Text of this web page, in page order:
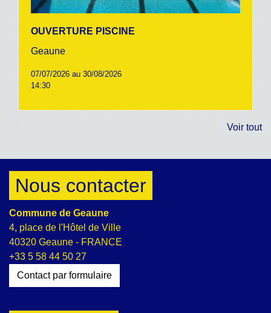
OUVERTURE PISCINE
Geaune
07/07/2026 au 30/08/2026
14:30
Voir tout
Nous contacter
Commune de Geaune
4, place de l'Hôtel de Ville
40320 Geaune - FRANCE
+33 5 58 44 50 27
Contact par formulaire